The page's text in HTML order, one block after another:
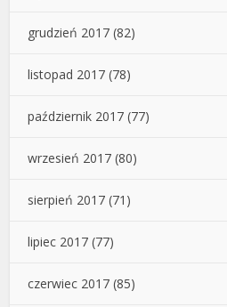
grudzień 2017 (82)
listopad 2017 (78)
październik 2017 (77)
wrzesień 2017 (80)
sierpień 2017 (71)
lipiec 2017 (77)
czerwiec 2017 (85)